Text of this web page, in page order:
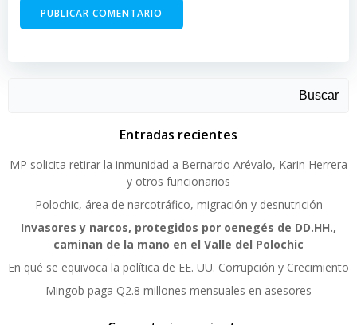
Buscar
Entradas recientes
MP solicita retirar la inmunidad a Bernardo Arévalo, Karin Herrera
y otros funcionarios
Polochic, área de narcotráfico, migración y desnutrición
Invasores y narcos, protegidos por oenegés de DD.HH.,
caminan de la mano en el Valle del Polochic
En qué se equivoca la política de EE. UU. Corrupción y Crecimiento
Mingob paga Q2.8 millones mensuales en asesores